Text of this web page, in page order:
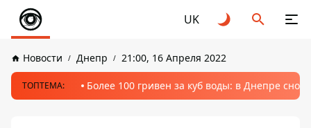
UK
Новости Днепр 21:00, 16 Апреля 2022
ТОПТЕМА: Более 100 гривен за куб воды: в Днепре